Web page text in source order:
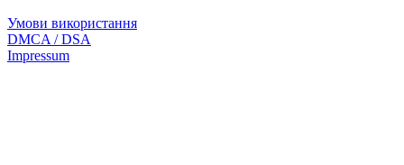
Умови використання
DMCA / DSA
Impressum